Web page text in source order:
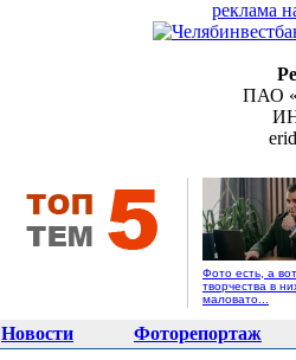
реклама
ПАО
Фото есть, а вот
творчества в
маловато...
Новости Фоторепортаж